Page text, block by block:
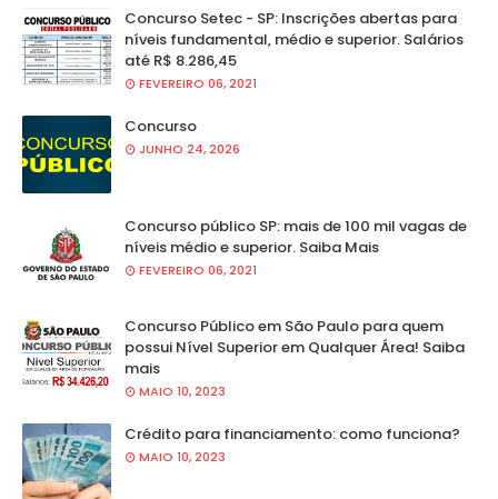
Concurso Setec - SP: Inscrições abertas para
níveis fundamental, médio e superior. Salários
até R$ 8.286,45
FEVEREIRO 06, 2021
Concurso
JUNHO 24, 2026
Concurso público SP: mais de 100 mil vagas de
níveis médio e superior. Saiba Mais
FEVEREIRO 06, 2021
Concurso Público em São Paulo para quem
possui Nível Superior em Qualquer Área! Saiba
mais
MAIO 10, 2023
Crédito para financiamento: como funciona?
MAIO 10, 2023